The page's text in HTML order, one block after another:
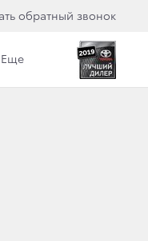
обратный звонок
Еще